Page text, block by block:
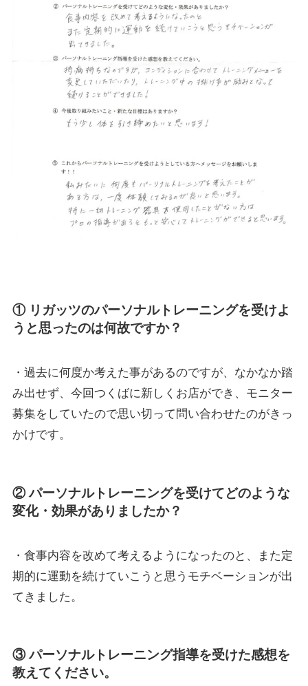
① リガッツのパーソナルトレーニングを受けよ
うと思ったのは何故ですか？
・過去に何度か考えた事があるのですが、なかなか踏
み出せず、今回つくばに新しくお店ができ、モニター
募集をしていたので思い切って問い合わせたのがきっ
かけです。
② パーソナルトレーニングを受けてどのような
変化・効果がありましたか？
・食事内容を改めて考えるようになったのと、また定
期的に運動を続けていこうと思うモチベーションが出
てきました。
③ パーソナルトレーニング指導を受けた感想を
教えてください。